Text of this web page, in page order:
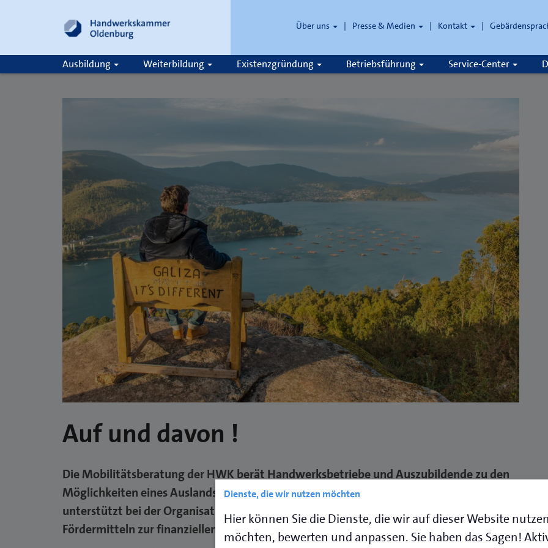
Über uns Presse & Medien Kontakt
Ausbildung Weiterbildung Existenzgründung Betriebsführung Service-Center
Auf und davon !
Die Mobilitätsberatung der HWK berät Handwerksbetriebe und Auszubildende zu den
Möglichkeiten eines Auslandsaufenthaltes während und nach der Ausbildung und
unterstützt bei der Organisation, Durchführung und bei der Suche nach passenden
Fördermitteln zur finanziellen Unterstützung.
Dienste, die wir nutzen möchten
Hier können Sie die Dienste, die wir auf dieser Website nutzen
möchten, bewerten und anpassen. Sie haben das Sagen!